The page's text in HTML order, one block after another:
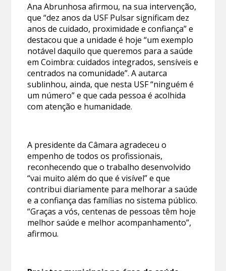
Ana Abrunhosa afirmou, na sua intervenção,
que “dez anos da USF Pulsar significam dez
anos de cuidado, proximidade e confiança” e
destacou que a unidade é hoje “um exemplo
notável daquilo que queremos para a saúde
em Coimbra: cuidados integrados, sensíveis e
centrados na comunidade”. A autarca
sublinhou, ainda, que nesta USF “ninguém é
um número” e que cada pessoa é acolhida
com atenção e humanidade.
A presidente da Câmara agradeceu o
empenho de todos os profissionais,
reconhecendo que o trabalho desenvolvido
“vai muito além do que é visível” e que
contribui diariamente para melhorar a saúde
e a confiança das famílias no sistema público.
“Graças a vós, centenas de pessoas têm hoje
melhor saúde e melhor acompanhamento”,
afirmou.